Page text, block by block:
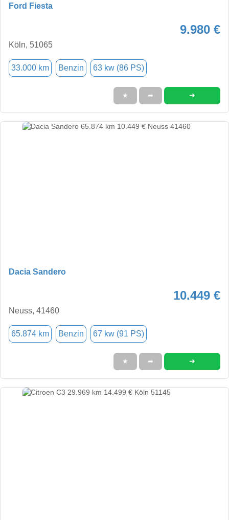
Ford Fiesta
9.980 €
Köln, 51065
33.000 km Benzin 63 kw (86 PS)
★ ➦ ➜
Dacia Sandero
10.449 €
Neuss, 41460
65.874 km Benzin 67 kw (91 PS)
★ ➦ ➜